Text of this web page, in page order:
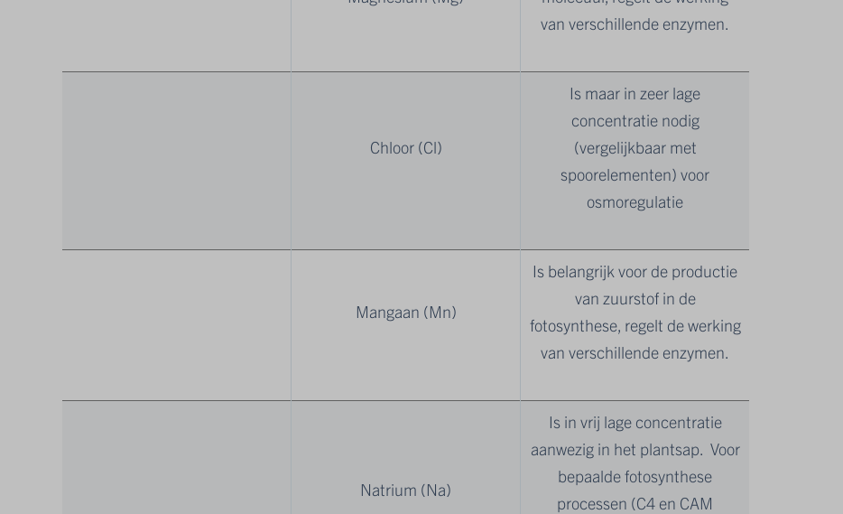
van verschillende enzymen.
Chloor (Cl)
Is maar in zeer lage
concentratie nodig
(vergelijkbaar met
spoorelementen) voor
osmoregulatie
Mangaan (Mn)
Is belangrijk voor de productie
van zuurstof in de
fotosynthese, regelt de werking
van verschillende enzymen.
Natrium (Na)
Is in vrij lage concentratie
aanwezig in het plantsap. Voor
bepaalde fotosynthese
processen (C4 en CAM